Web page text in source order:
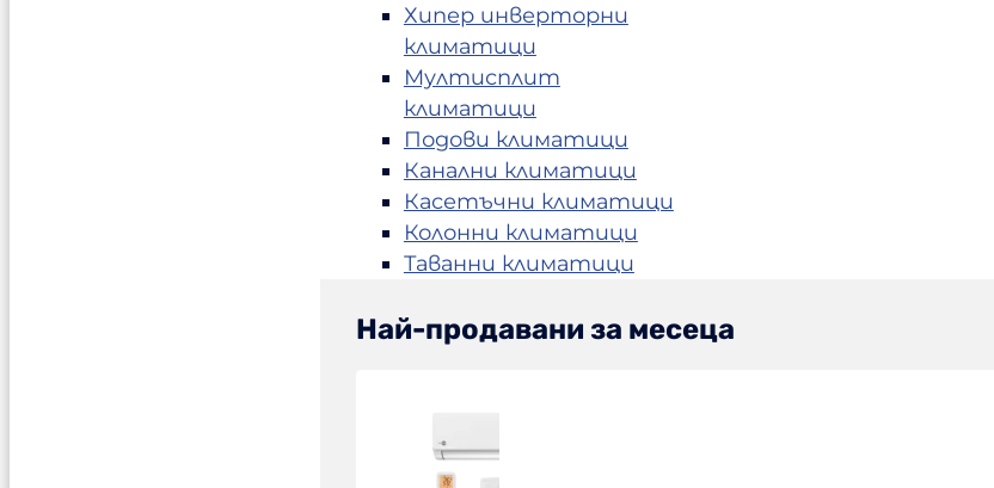
Хипер инверторни
климатици
Мултисплит
климатици
Подови климатици
Канални климатици
Касетъчни климатици
Колонни климатици
Таванни климатици
Най-продавани за месеца